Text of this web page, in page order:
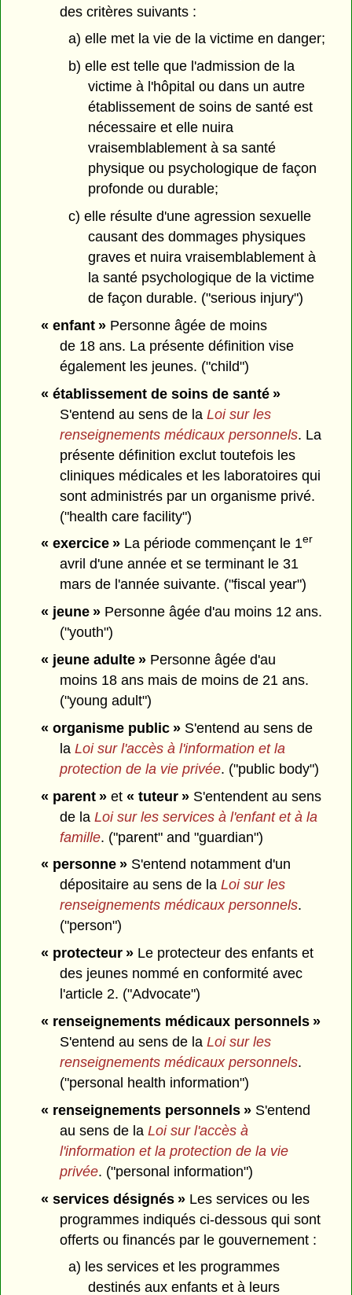
des critères suivants :
a) elle met la vie de la victime en danger;
b) elle est telle que l'admission de la
victime à l'hôpital ou dans un autre
établissement de soins de santé est
nécessaire et elle nuira
vraisemblablement à sa santé
physique ou psychologique de façon
profonde ou durable;
c) elle résulte d'une agression sexuelle
causant des dommages physiques
graves et nuira vraisemblablement à
la santé psychologique de la victime
de façon durable. ("serious injury")
« enfant »Personne âgée de moins
de 18 ans. La présente définition vise
également les jeunes. ("child")
« établissement de soins de santé »
S'entend au sens de laLoi sur les
renseignements médicaux personnels. La
présente définition exclut toutefois les
cliniques médicales et les laboratoires qui
sont administrés par un organisme privé.
("health care facility")
« exercice »La période commençant le 1er
avril d'une année et se terminant le 31
mars de l'année suivante. ("fiscal year")
« jeune » Personne âgée d'au moins 12 ans.
("youth")
« jeune adulte »Personne âgée d'au
moins 18 ans mais de moins de 21 ans.
("young adult")
« organisme public » S'entend au sens de
la Loi sur l'accès à l'information et la
protection de la vie privée. ("public body")
« parent »et« tuteur » S'entendent au sens
de la Loi sur les services à l'enfant et à la
famille. ("parent" and "guardian")
« personne » S'entend notamment d'un
dépositaire au sens de la Loi sur les
renseignements médicaux personnels.
("person")
« protecteur » Le protecteur des enfants et
des jeunes nommé en conformité avec
l'article 2. ("Advocate")
« renseignements médicaux personnels »
S'entend au sens de la Loi sur les
renseignements médicaux personnels.
("personal health information")
« renseignements personnels »S'entend
au sens de la Loi sur l'accès à
l'information et la protection de la vie
privée. ("personal information")
« services désignés »Les services ou les
programmes indiqués ci-dessous qui sont
offerts ou financés par le gouvernement :
a) les services et les programmes
destinés aux enfants et à leurs